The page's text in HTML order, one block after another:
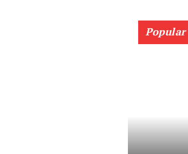
Popular